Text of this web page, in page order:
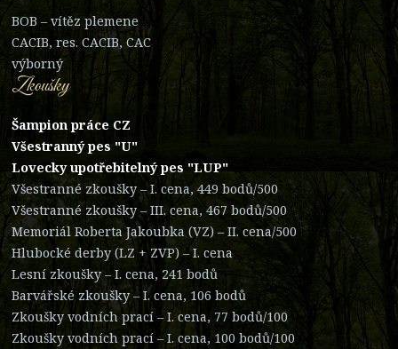
BOB – vítěz plemene
CACIB, res. CACIB, CAC
výborný
Zkoušky
Šampion práce CZ
Všestranný pes "U"
Lovecky upotřebitelný pes "LUP"
Všestranné zkoušky – I. cena, 449 bodů/500
Všestranné zkoušky – III. cena, 467 bodů/500
Memoriál Roberta Jakoubka (VZ) – II. cena/500
Hlubocké derby (LZ + ZVP) – I. cena
Lesní zkoušky – I. cena, 241 bodů
Barvářské zkoušky – I. cena, 106 bodů
Zkoušky vodních prací – I. cena, 77 bodů/100
Zkoušky vodních prací – I. cena, 100 bodů/100